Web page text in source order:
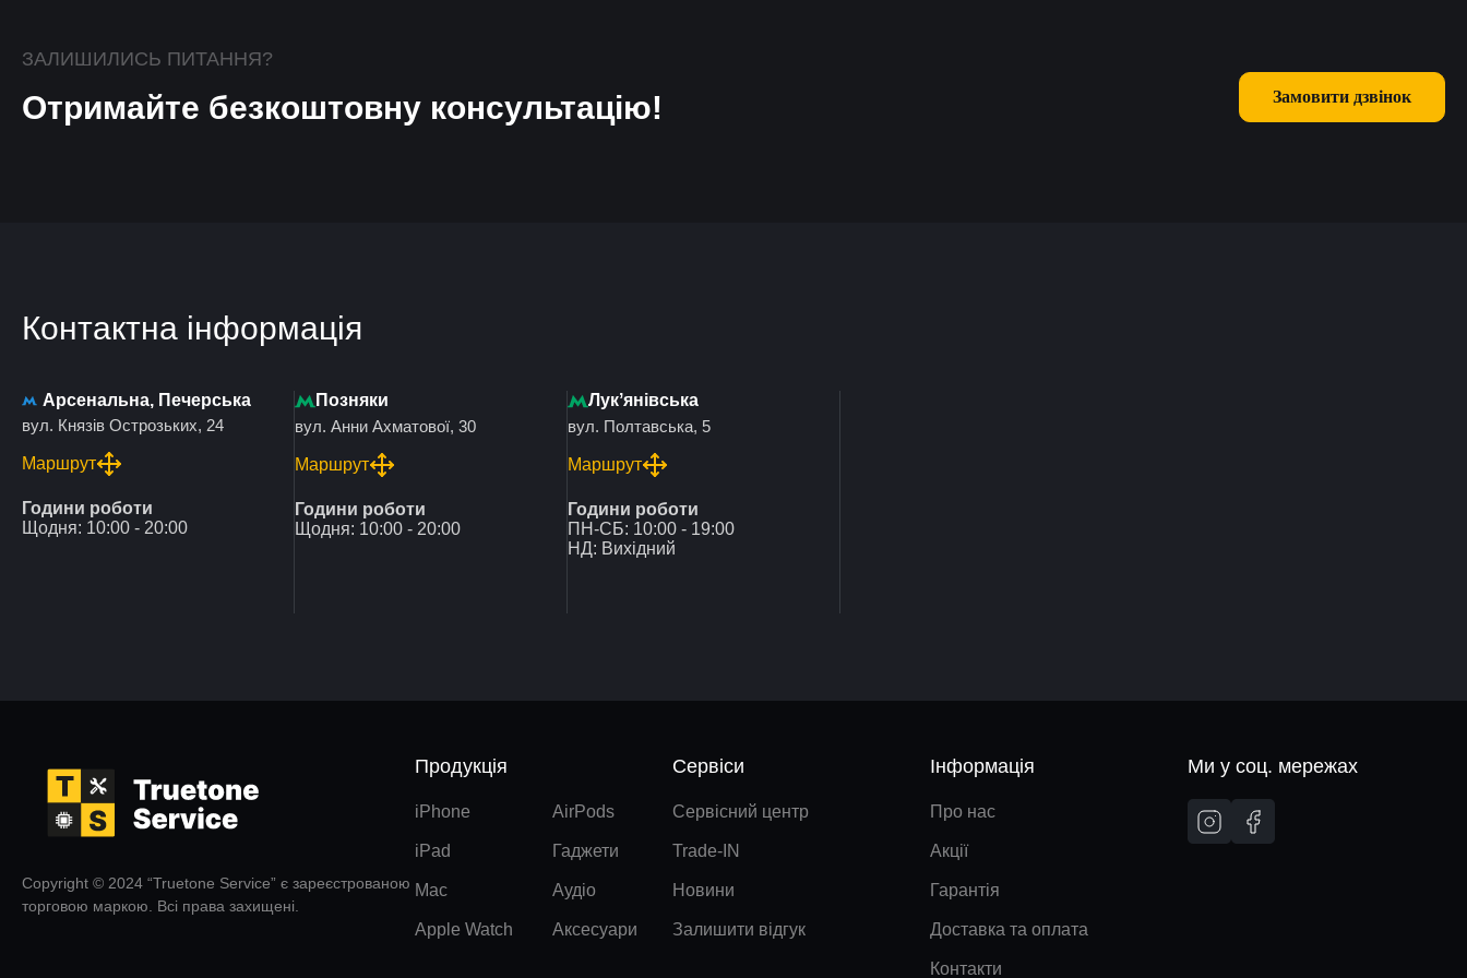
ЗАЛИШИЛИСЬ ПИТАННЯ?
Отримайте безкоштовну консультацію! Замовити дзвінок
Контактна інформація
Арсенальна, Печерська
вул. Князів Острозьких, 24
Маршрут
Години роботи
Щодня: 10:00 - 20:00
Позняки
вул. Анни Ахматової, 30
Маршрут
Години роботи
Щодня: 10:00 - 20:00
Лукʼянівська
вул. Полтавська, 5
Маршрут
Години роботи
ПН-СБ: 10:00 - 19:00
НД: Вихідний
Copyright © 2024 “Truetone Service” є зареєстрованою
торговою маркою. Всі права захищені.
Продукція
iPhone
iPad
Mac
Apple Watch
AirPods
Гаджети
Аудіо
Аксесуари
Сервіси
Сервісний центр
Trade-IN
Новини
Залишити відгук
Інформація
Про нас
Акції
Гарантія
Доставка та оплата
Контакти
Ми у соц. мережах